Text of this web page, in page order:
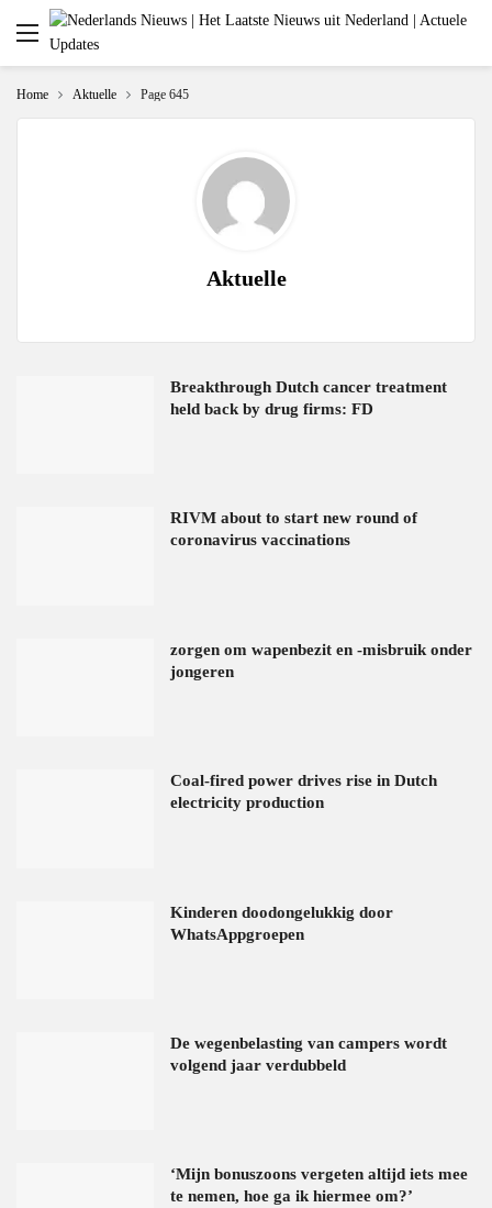
Home Aktuelle Page 645
Aktuelle
Breakthrough Dutch cancer treatment
held back by drug firms: FD
RIVM about to start new round of
coronavirus vaccinations
zorgen om wapenbezit en -misbruik onder
jongeren
Coal-fired power drives rise in Dutch
electricity production
Kinderen doodongelukkig door
WhatsAppgroepen
De wegenbelasting van campers wordt
volgend jaar verdubbeld
‘Mijn bonuszoons vergeten altijd iets mee
te nemen, hoe ga ik hiermee om?’